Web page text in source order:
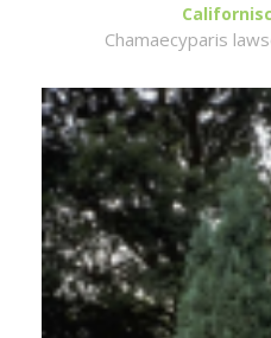
Chamaecyparis